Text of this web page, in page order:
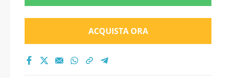
ACQUISTA ORA